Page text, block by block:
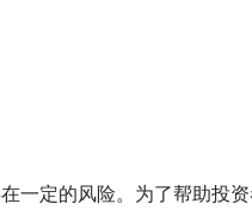
一定的风险。为了帮助投